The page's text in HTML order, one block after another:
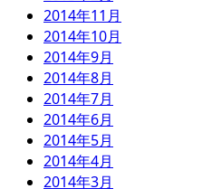
2014年11月
2014年10月
2014年9月
2014年8月
2014年7月
2014年6月
2014年5月
2014年4月
2014年3月